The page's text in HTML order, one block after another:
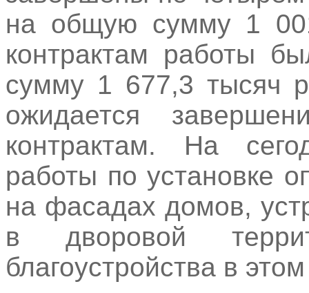
на общую сумму 1
контрактам работы
сумму 1 677,3 тысяч
ожидается
контрактам. На
работы по установке
на фасадах домов,
в дворовой
благоустройства в